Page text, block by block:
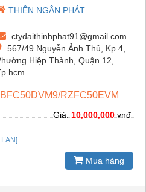
THIÊN NGÂN PHÁT
ctydaithinhphat91@gmail.com
567/49 Nguyễn Ảnh Thủ, Kp.4,
Hiệp Thành, Quận 12,
RZFC50EVM
LAN]
Giá: 10,000,000 vnđ
Mua hàng